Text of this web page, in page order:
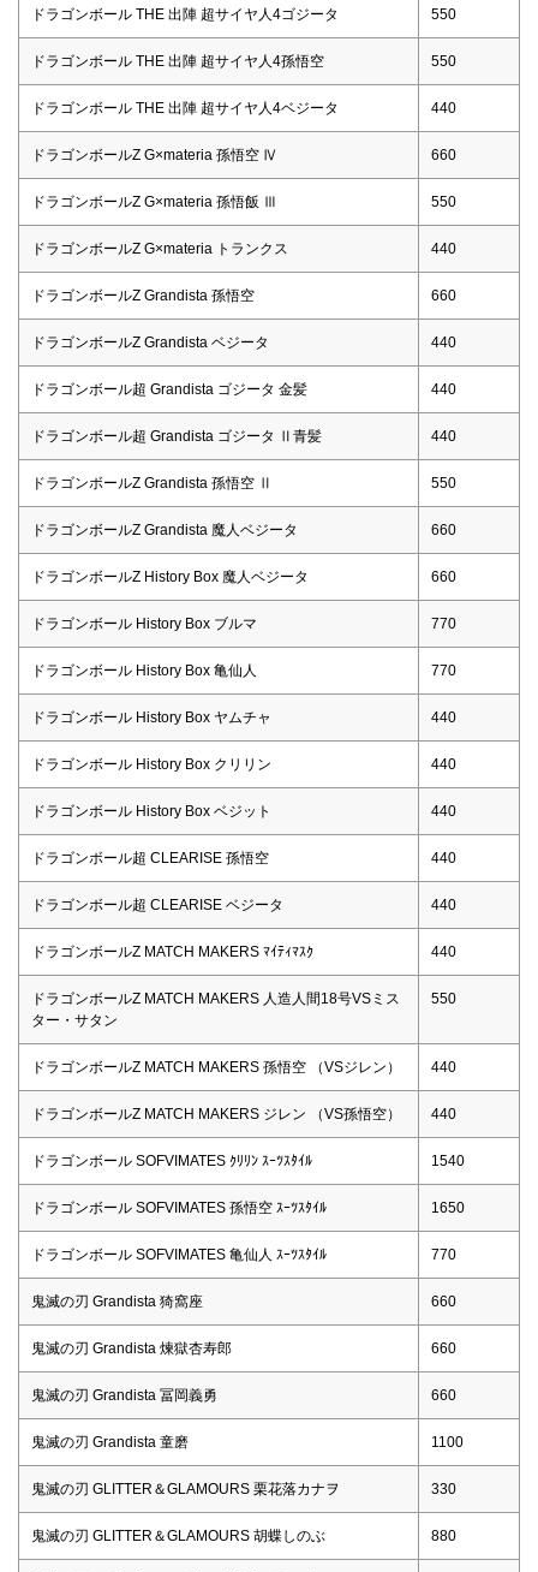
ドラゴンボール THE 出陣 超サイヤ人4ゴジータ 550
ドラゴンボール THE 出陣 超サイヤ人4孫悟空 550
ドラゴンボール THE 出陣 超サイヤ人4ベジータ 440
ドラゴンボールZ G×materia 孫悟空 Ⅳ 660
ドラゴンボールZ G×materia 孫悟飯 Ⅲ 550
ドラゴンボールZ G×materia トランクス 440
ドラゴンボールZ Grandista 孫悟空 660
ドラゴンボールZ Grandista ベジータ 440
ドラゴンボール超 Grandista ゴジータ 金髪 440
ドラゴンボール超 Grandista ゴジータ Ⅱ青髪 440
ドラゴンボールZ Grandista 孫悟空 Ⅱ 550
ドラゴンボールZ Grandista 魔人ベジータ 660
ドラゴンボールZ History Box 魔人ベジータ 660
ドラゴンボール History Box ブルマ 770
ドラゴンボール History Box 亀仙人 770
ドラゴンボール History Box ヤムチャ 440
ドラゴンボール History Box クリリン 440
ドラゴンボール History Box ベジット 440
ドラゴンボール超 CLEARISE 孫悟空 440
ドラゴンボール超 CLEARISE ベジータ 440
ドラゴンボールZ MATCH MAKERS ﾏｲﾃｨﾏｽｸ 440
ドラゴンボールZ MATCH MAKERS 人造人間18号VSミス
ター・サタン
550
ドラゴンボールZ MATCH MAKERS 孫悟空 （VSジレン） 440
ドラゴンボールZ MATCH MAKERS ジレン （VS孫悟空） 440
ドラゴンボール SOFVIMATES ｸﾘﾘﾝ ｽｰﾂｽﾀｲﾙ 1540
ドラゴンボール SOFVIMATES 孫悟空 ｽｰﾂｽﾀｲﾙ 1650
ドラゴンボール SOFVIMATES 亀仙人 ｽｰﾂｽﾀｲﾙ 770
鬼滅の刃 Grandista 猗窩座 660
鬼滅の刃 Grandista 煉獄杏寿郎 660
鬼滅の刃 Grandista 冨岡義勇 660
鬼滅の刃 Grandista 童磨 1100
鬼滅の刃 GLITTER＆GLAMOURS 栗花落カナヲ 330
鬼滅の刃 GLITTER＆GLAMOURS 胡蝶しのぶ 880